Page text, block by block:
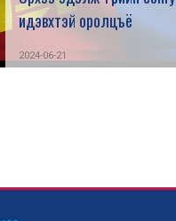
идэвхтэй оролцъё
2024-06-21